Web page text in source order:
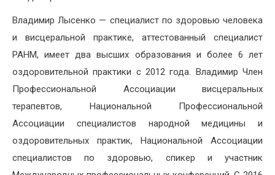
Владимир Лысенко — специалист по здоровью человека
и висцеральной практике, аттестованный специалист
РАНМ, имеет два высших образования и более 6 лет
оздоровительной практики с 2012 года. Владимир Член
Профессиональной Ассоциации висцеральных
терапевтов, Национальной Профессиональной
Ассоциации специалистов народной медицины и
оздоровительных практик, Национальной Ассоциации
специалистов по здоровью, спикер и участник